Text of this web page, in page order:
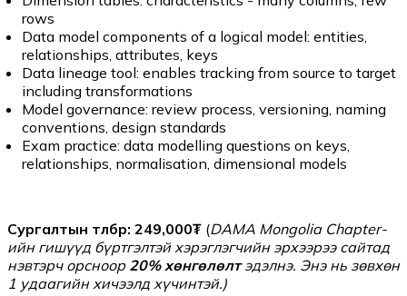
rows
Data model components of a logical model: entities,
relationships, attributes, keys
Data lineage tool: enables tracking from source to target
including transformations
Model governance: review process, versioning, naming
conventions, design standards
Exam practice: data modelling questions on keys,
relationships, normalisation, dimensional models
Сургалтын төлбөр: 249,000₮ (DAMA Mongolia Chapter-
ийн гишүүд бүртгэлтэй хэрэглэгчийн эрхээрээ сайтад
нэвтэрч орсноор 20% хөнгөлөлтэдэлнэ. Энэ нь зөвхөн
1 удаагийн хичээлд хүчинтэй.)